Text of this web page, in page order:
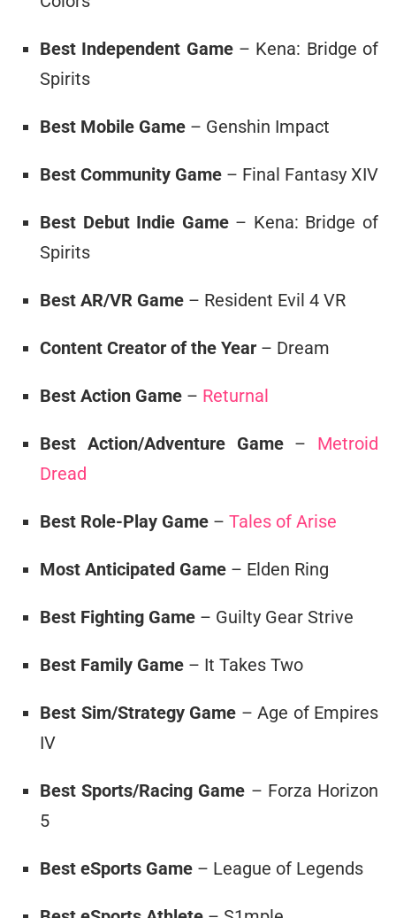
Best Independent Game– Kena: Bridge of
Spirits
Best Mobile Game – Genshin Impact
Best Community Game – Final Fantasy XIV
Best Debut Indie Game– Kena: Bridge of
Spirits
Best AR/VR Game – Resident Evil 4 VR
Content Creator of the Year – Dream
Best Action Game – Returnal
Best Action/Adventure Game– Metroid
Dread
Best Role-Play Game – Tales of Arise
Most Anticipated Game – Elden Ring
Best Fighting Game – Guilty Gear Strive
Best Family Game – It Takes Two
Best Sim/Strategy Game – Age of Empires
IV
Best Sports/Racing Game – Forza Horizon
5
Best eSports Game – League of Legends